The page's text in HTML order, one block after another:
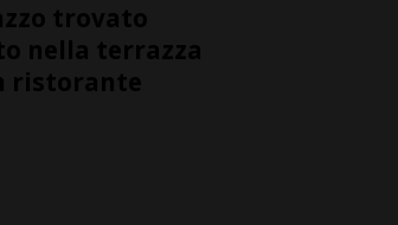
trovato
nella terrazza
ristorante